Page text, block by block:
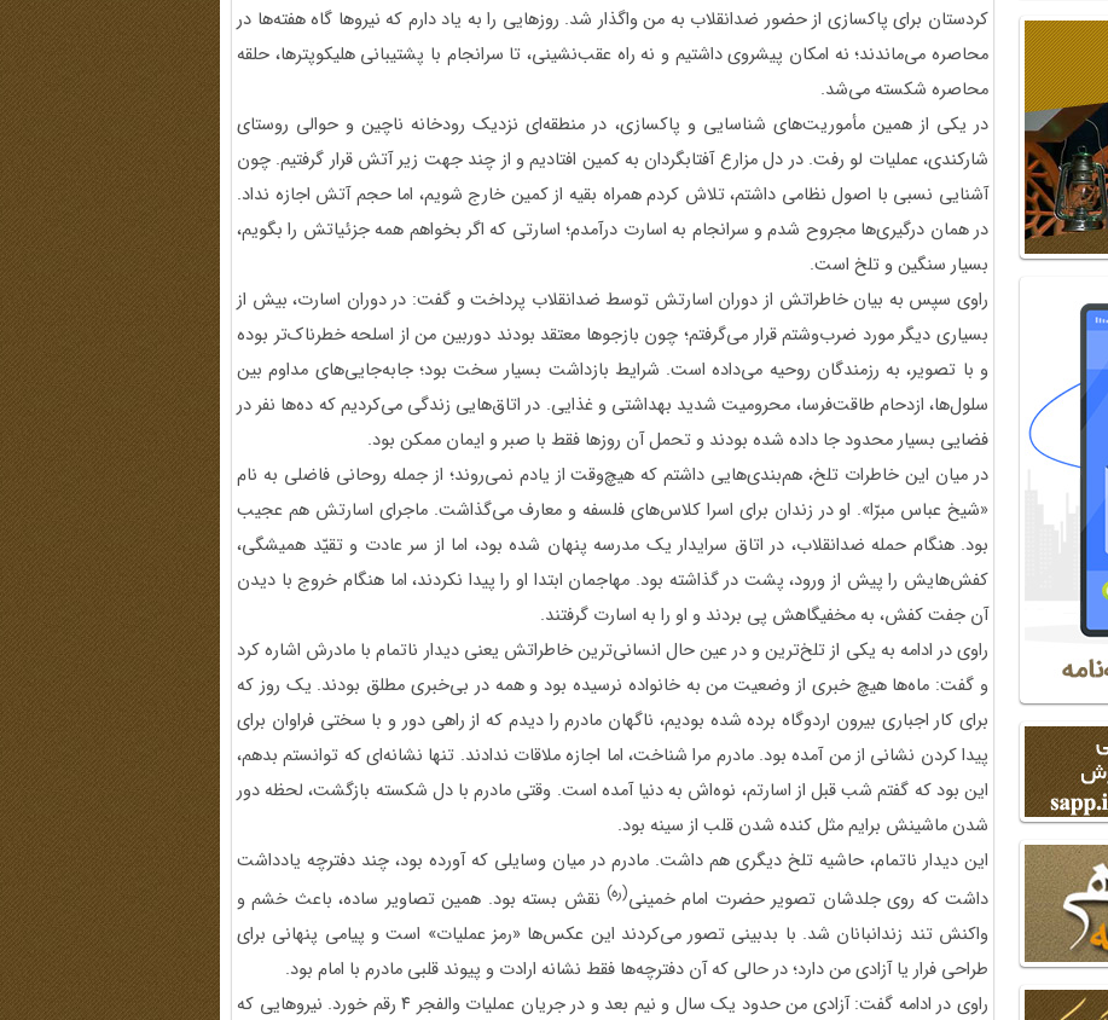
کردستان برای پاکسازی از حضور ضدانقلاب به من واگذار شد. روزهایی را به یاد دارم که نیروها گاه هفته‌ها در
محاصره می‌ماندند؛ نه امکان پیشروی داشتیم و نه راه عقب‌نشینی، تا سرانجام با پشتیبانی هلیکوپترها، حلقه
محاصره شکسته می‌شد.
در یکی از همین مأموریت‌های شناسایی و پاکسازی، در منطقه‌ای نزدیک رودخانه ناچین و حوالی روستای
شارکندی، عملیات لو رفت. در دل مزارع آفتابگردان به کمین افتادیم و از چند جهت زیر آتش قرار گرفتیم. چون
آشنایی نسبی با اصول نظامی داشتم، تلاش کردم همراه بقیه از کمین خارج شویم، اما حجم آتش اجازه نداد.
در همان درگیری‌ها مجروح شدم و سرانجام به اسارت درآمدم؛ اسارتی که اگر بخواهم همه جزئیاتش را بگویم،
بسیار سنگین و تلخ است.
راوی سپس به بیان خاطراتش از دوران اسارتش توسط ضدانقلاب پرداخت و گفت: در دوران اسارت، بیش از
بسیاری دیگر مورد ضرب‌وشتم قرار می‌گرفتم؛ چون بازجوها معتقد بودند دوربین من از اسلحه خطرناک‌تر بوده
و با تصویر، به رزمندگان روحیه می‌داده است. شرایط بازداشت بسیار سخت بود؛ جابه‌جایی‌های مداوم بین
سلول‌ها، ازدحام طاقت‌فرسا، محرومیت شدید بهداشتی و غذایی. در اتاق‌هایی زندگی می‌کردیم که ده‌ها نفر در
فضایی بسیار محدود جا داده شده بودند و تحمل آن روزها فقط با صبر و ایمان ممکن بود.
در میان این خاطرات تلخ، هم‌بندی‌هایی داشتم که هیچ‌وقت از یادم نمی‌روند؛ از جمله روحانی فاضلی به نام
«شیخ عباس مبرّا». او در زندان برای اسرا کلاس‌های فلسفه و معارف می‌گذاشت. ماجرای اسارتش هم عجیب
بود. هنگام حمله ضدانقلاب، در اتاق سرایدار یک مدرسه پنهان شده بود، اما از سر عادت و تقیّد همیشگی،
کفش‌هایش را پیش از ورود، پشت در گذاشته بود. مهاجمان ابتدا او را پیدا نکردند، اما هنگام خروج با دیدن
آن جفت کفش، به مخفیگاهش پی بردند و او را به اسارت گرفتند.
راوی در ادامه به یکی از تلخ‌ترین و در عین حال انسانی‌ترین خاطراتش یعنی دیدار ناتمام با مادرش اشاره کرد
و گفت: ماه‌ها هیچ خبری از وضعیت من به خانواده نرسیده بود و همه در بی‌خبری مطلق بودند. یک روز که
برای کار اجباری بیرون اردوگاه برده شده بودیم، ناگهان مادرم را دیدم که از راهی دور و با سختی فراوان برای
پیدا کردن نشانی از من آمده بود. مادرم مرا شناخت، اما اجازه ملاقات ندادند. تنها نشانه‌ای که توانستم بدهم،
این بود که گفتم شب قبل از اسارتم، نوه‌اش به دنیا آمده است. وقتی مادرم با دل شکسته بازگشت، لحظه دور
شدن ماشینش برایم مثل کنده شدن قلب از سینه بود.
این دیدار ناتمام، حاشیه تلخ دیگری هم داشت. مادرم در میان وسایلی که آورده بود، چند دفترچه یادداشت
داشت که روی جلدشان تصویر حضرت امام خمینی(ره) نقش بسته بود. همین تصاویر ساده، باعث خشم و
واکنش تند زندانبانان شد. با بدبینی تصور می‌کردند این عکس‌ها «رمز عملیات» است و پیامی پنهانی برای
طراحی فرار یا آزادی من دارد؛ در حالی که آن دفترچه‌ها فقط نشانه ارادت و پیوند قلبی مادرم با امام بود.
راوی در ادامه گفت: آزادی من حدود یک سال و نیم بعد و در جریان عملیات والفجر ۴ رقم خورد. نیروهایی که